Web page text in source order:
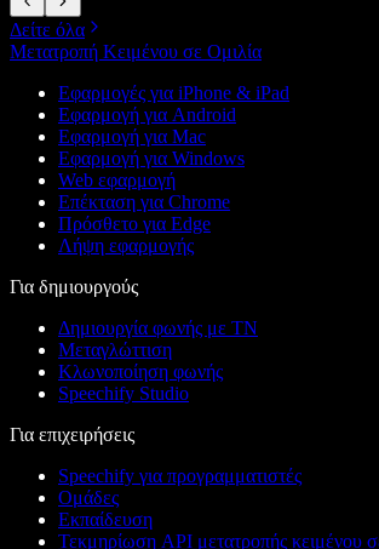
Δείτε όλα
Μετατροπή Κειμένου σε Ομιλία
Εφαρμογές για iPhone & iPad
Εφαρμογή για Android
Εφαρμογή για Mac
Εφαρμογή για Windows
Web εφαρμογή
Επέκταση για Chrome
Πρόσθετο για Edge
Λήψη εφαρμογής
Για δημιουργούς
Δημιουργία φωνής με ΤΝ
Μεταγλώττιση
Κλωνοποίηση φωνής
Speechify Studio
Για επιχειρήσεις
Speechify για προγραμματιστές
Ομάδες
Εκπαίδευση
Τεκμηρίωση API μετατροπής κειμένου